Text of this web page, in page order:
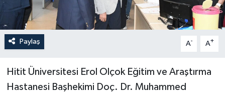
Paylaş A- A+
Hitit Üniversitesi Erol Olçok Eğitim ve Araştırma
Hastanesi Başhekimi Doç. Dr. Muhammed
OTOPARK
TEKNOLOJİ